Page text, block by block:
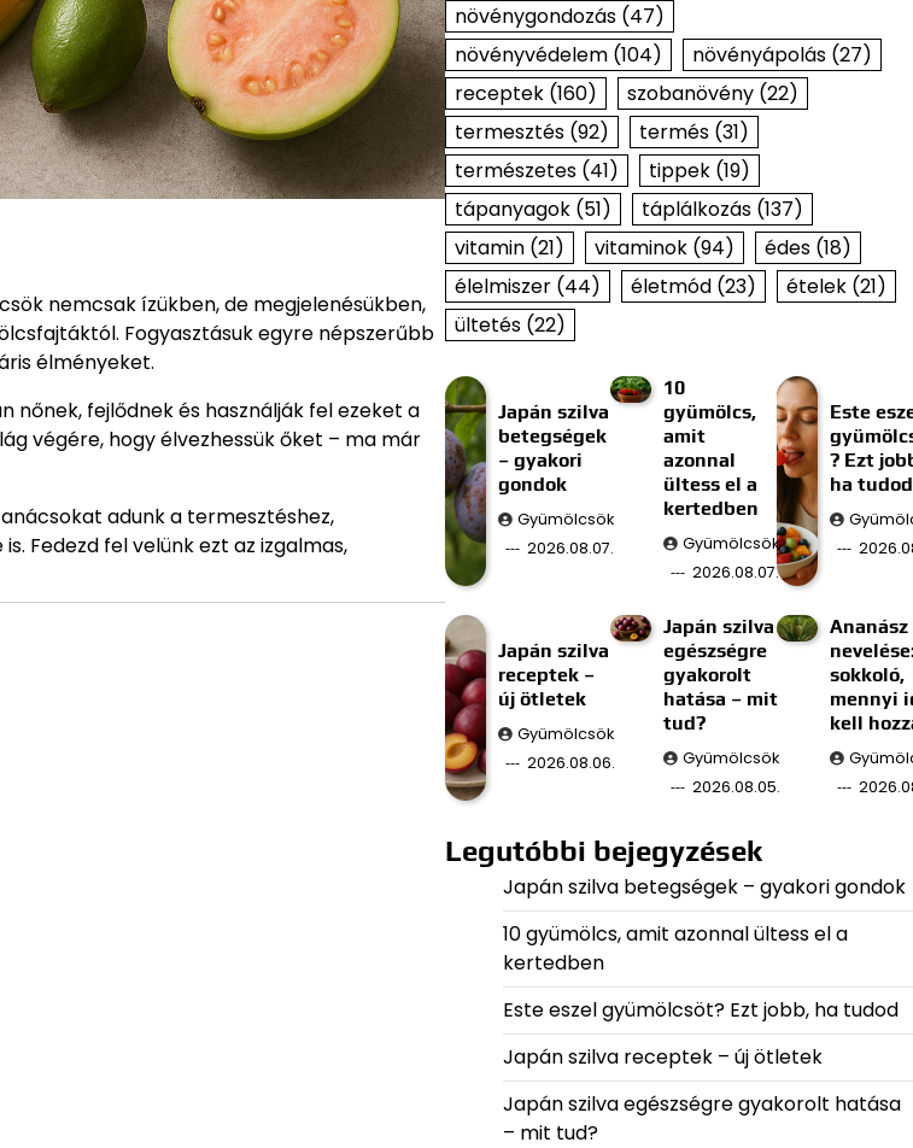
nemcsak ízükben, de megjelenésükben,
Fogyasztásuk egyre népszerűbb
élményeket.
nőnek, fejlődnek és használják fel ezeket a
végére, hogy élvezhessük őket – ma már
adunk a termesztéshez,
Fedezd fel velünk ezt az izgalmas,
növénygondozás(47)
növényvédelem(104) növényápolás(27)
receptek(160) szobanövény(22)
termesztés(92) termés(31)
természetes(41) tippek(19)
tápanyagok(51) táplálkozás(137)
vitamin(21) vitaminok(94) édes(18)
élelmiszer(44) életmód(23) ételek(21)
ültetés(22)
Japán szilva
betegségek
– gyakori
gondok
Gyümölcsök
2026.08.07.
10
gyümölcs,
amit
azonnal
ültess el a
kertedben
Gyümölcsök
2026.08.07.
Este
? Ezt
ha tudod
Japán szilva
receptek –
új ötletek
Gyümölcsök
2026.08.06.
Japán szilva
egészségre
gyakorolt
hatása – mit
tud?
Gyümölcsök
2026.08.05.
Ananász
sokkoló,
mennyi
kell
Legutóbbi bejegyzések
Japán szilva betegségek – gyakori gondok
10 gyümölcs, amit azonnal ültess el a
kertedben
Este eszel gyümölcsöt? Ezt jobb, ha tudod
Japán szilva receptek – új ötletek
Japán szilva egészségre gyakorolt hatása
– mit tud?